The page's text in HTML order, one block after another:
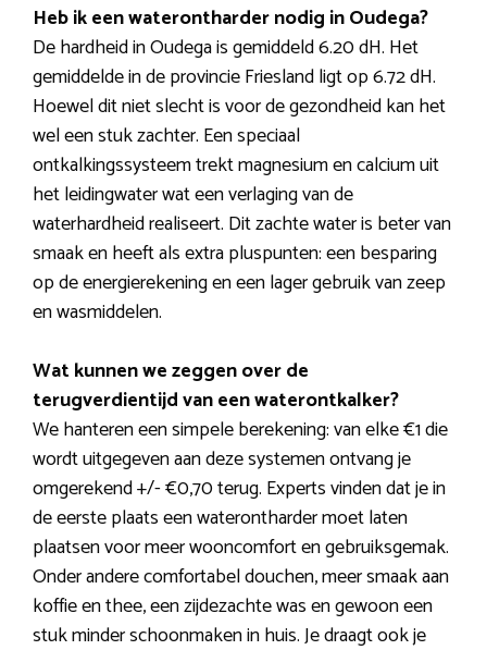
Heb ik een waterontharder nodig in Oudega?
De hardheid in Oudega is gemiddeld 6.20 dH. Het
gemiddelde in de provincie Friesland ligt op 6.72 dH.
Hoewel dit niet slecht is voor de gezondheid kan het
wel een stuk zachter. Een speciaal
ontkalkingssysteem trekt magnesium en calcium uit
het leidingwater wat een verlaging van de
waterhardheid realiseert. Dit zachte water is beter van
smaak en heeft als extra pluspunten: een besparing
op de energierekening en een lager gebruik van zeep
en wasmiddelen.
Wat kunnen we zeggen over de
terugverdientijd van een waterontkalker?
We hanteren een simpele berekening: van elke €1 die
wordt uitgegeven aan deze systemen ontvang je
omgerekend +/- €0,70 terug. Experts vinden dat je in
de eerste plaats een waterontharder moet laten
plaatsen voor meer wooncomfort en gebruiksgemak.
Onder andere comfortabel douchen, meer smaak aan
koffie en thee, een zijdezachte was en gewoon een
stuk minder schoonmaken in huis. Je draagt ook je